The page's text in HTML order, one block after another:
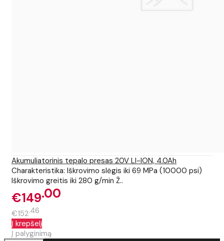
Akumuliatorinis tepalo presas 20V LI-ION, 4.0Ah
Charakteristika: Iškrovimo slėgis iki 69 MPa (10000 psi)
Iškrovimo greitis iki 280 g/min Ž..
€149 00
€152 46
Į krepšelį
Į palyginimą